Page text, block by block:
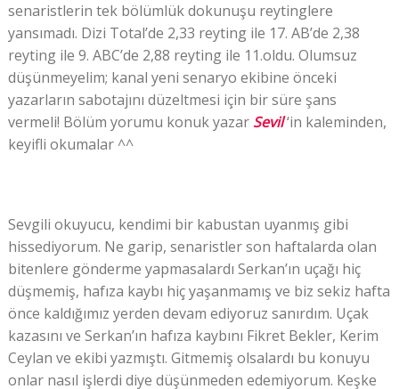
senaristlerin tek bölümlük dokunuşu reytinglere
yansımadı. Dizi Total’de 2,33 reytingile 17. AB’de 2,38
reytingile 9. ABC’de 2,88 reytingile 11.oldu. Olumsuz
düşünmeyelim; kanal yeni senaryo ekibine önceki
yazarların sabotajını düzeltmesi için bir süre şans
vermeli! Bölüm yorumu konuk yazar Sevil‘in kaleminden,
keyifli okumalar ^^
Sevgili okuyucu, kendimi bir kabustan uyanmış gibi
hissediyorum. Ne garip, senaristler son haftalarda olan
bitenlere gönderme yapmasalardı Serkan’ın uçağı hiç
düşmemiş, hafıza kaybı hiç yaşanmamış ve biz sekiz hafta
önce kaldığımız yerden devam ediyoruz sanırdım. Uçak
kazasını ve Serkan’ın hafıza kaybını Fikret Bekler, Kerim
Ceylan ve ekibi yazmıştı. Gitmemiş olsalardı bu konuyu
onlar nasıl işlerdi diye düşünmeden edemiyorum. Keşke